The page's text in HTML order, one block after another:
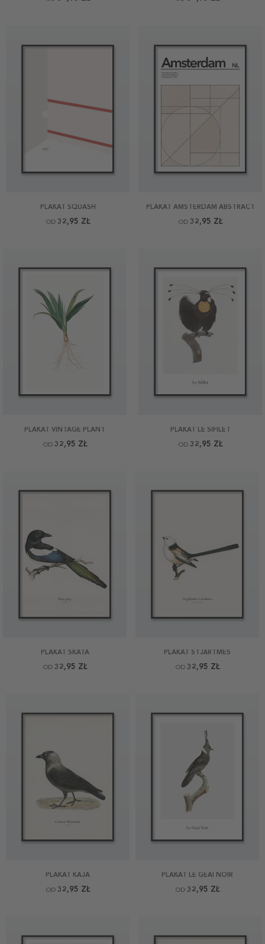
PLAKAT SQUASH
OD 32,95 ZŁ
PLAKAT AMSTERDAM ABSTRACT
OD 32,95 ZŁ
PLAKAT VINTAGE PLANT
OD 32,95 ZŁ
PLAKAT LE SIFILET
OD 32,95 ZŁ
PLAKAT SKATA
OD 32,95 ZŁ
PLAKAT STJÄRTMES
OD 32,95 ZŁ
PLAKAT KAJA
OD 32,95 ZŁ
PLAKAT LE GEAI NOIR
OD 32,95 ZŁ